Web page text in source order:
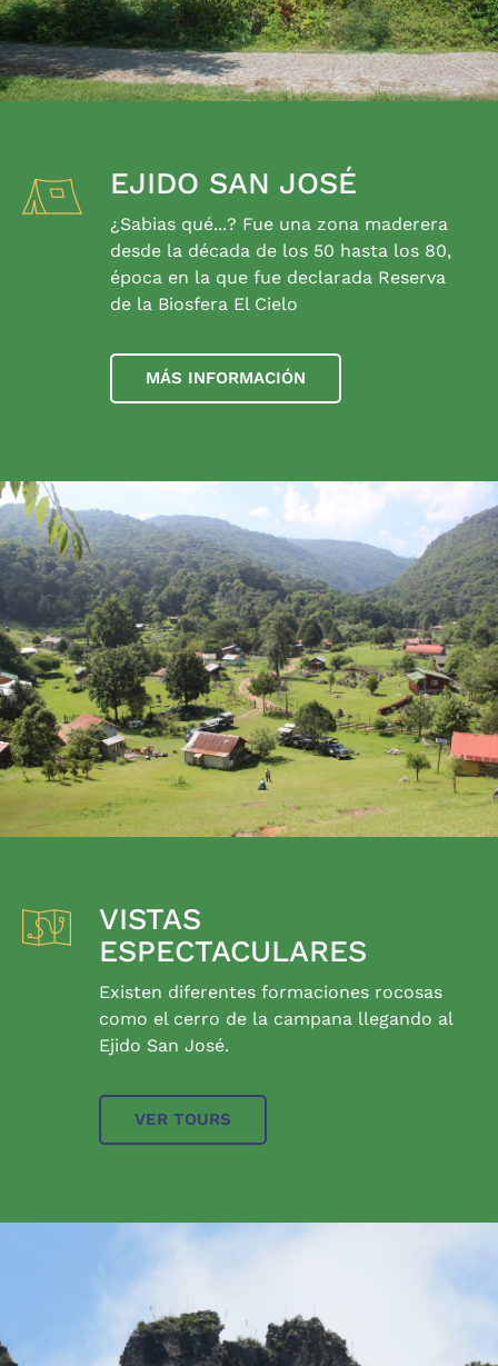
EJIDO SAN JOSÉ
¿Sabias qué...? Fue una zona maderera
desde la década de los 50 hasta los 80,
época en la que fue declarada Reserva
de la Biosfera El Cielo
MÁS INFORMACIÓN
VISTAS
ESPECTACULARES
Existen diferentes formaciones rocosas
como el cerro de la campana llegando al
Ejido San José.
VER TOURS